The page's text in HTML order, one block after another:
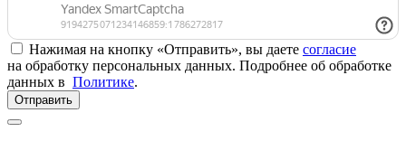
Нажимая на кнопку «Отправить», вы даете согласие
на обработку персональных данных. Подробнее об обработке
данных в Политике.
Отправить